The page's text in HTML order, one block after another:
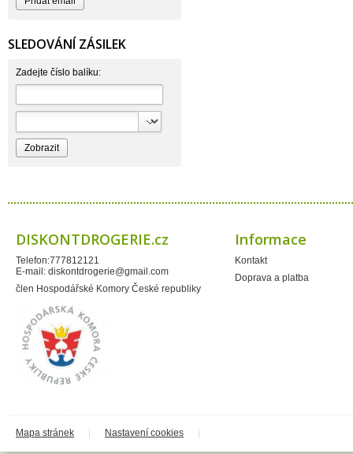
Bettina Barty
Bio-repel
Bioclean
Biolit
BIOM s.r.o.
Bioprospect
Bispol
Blue Stratos
BlueSun
Bolton
BumusCare GmBh
Certex
Chante Clair
Chopa
ChupaChups
Claro
Cleanzy s.r.o.
Cleary Group Italy
Clovin Germany
Codaa
Colgate - Palmolive
Coty
Coyote
Dalli
Dalli - Werkge Germany
SLEDOVÁNÍ ZÁSILEK
Zadejte číslo balíku:
DISKONTDROGERIE.cz
Telefon:777812121
E-mail: diskontdrogerie@gmail.com
člen Hospodářské Komory České republiky
Informace
Kontakt
Doprava a platba
Mapa stránek Nastavení cookies